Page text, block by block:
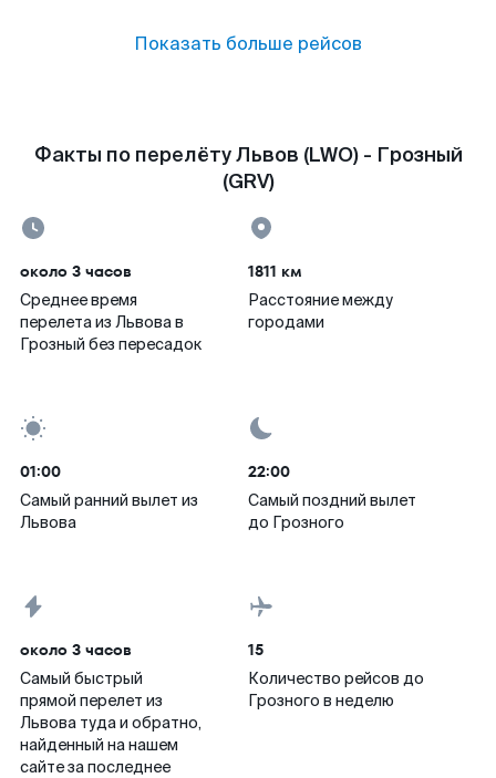
Показать больше рейсов
Факты по перелёту Львов (LWO) - Грозный
(GRV)
около 3 часов
Среднее время
перелета из Львова в
Грозный без пересадок
1811 км
Расстояние между
городами
01:00
Самый ранний вылет из
Львова
22:00
Самый поздний вылет
до Грозного
около 3 часов
Самый быстрый
прямой перелет из
Львова туда и обратно,
найденный на нашем
сайте за последнее
15
Количество рейсов до
Грозного в неделю